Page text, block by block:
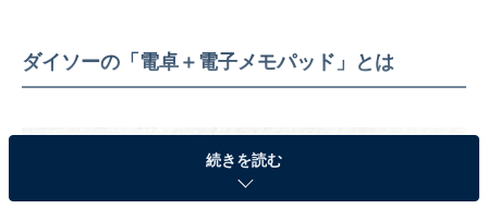
ダイソーの「電卓＋電子メモパッド」とは
続きを読む